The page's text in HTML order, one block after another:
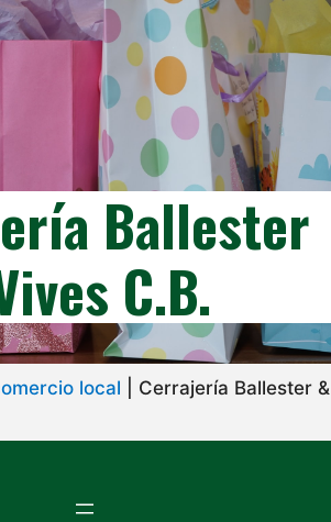
Ballester
C.B.
local
Cerrajería Ballester &